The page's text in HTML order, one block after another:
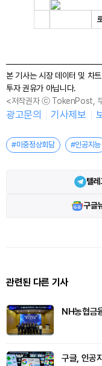
본 기사는 시장 데이터 및 차
투자 권유가 아닙니다.
<저작권자 ⓒ TokenPost,
광고문의 기사제보
#미중정상회담 #인공지능
텔레
구글
관련된 다른 기사
NH농협금
구글, 인공